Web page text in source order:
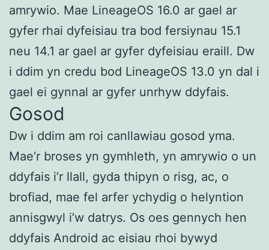
amrywio. Mae LineageOS 16.0 ar gael ar
gyfer rhai dyfeisiau tra bod fersiynau 15.1
neu 14.1 ar gael ar gyfer dyfeisiau eraill. Dw
i ddim yn credu bod LineageOS 13.0 yn dal i
gael ei gynnal ar gyfer unrhyw ddyfais.
Gosod
Dw i ddim am roi canllawiau gosod yma.
Mae’r broses yn gymhleth, yn amrywio o un
ddyfais i’r llall, gyda thipyn o risg, ac, o
brofiad, mae fel arfer ychydig o helyntion
annisgwyl i’w datrys. Os oes gennych hen
ddyfais Android ac eisiau rhoi bywyd